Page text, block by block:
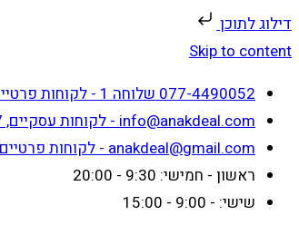
דילוג לתוכן
Skip to content
077-4490052 שלוחה 1 - לקוחות פרטיים, שלוחה 2 - לקוחות עסקיים
info@anakdeal.com - לקוחות עסקיים, whatsapp - 054-9992717
anakdeal@gmail.com - לקוחות פרטיים , whatsapp - 054-8074950
ראשון - חמישי: 9:30 - 20:00
שישי: - 9:00 - 15:00